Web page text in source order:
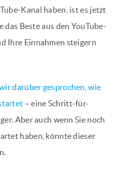
Kanal haben, ist es jetzt
das Beste aus den YouTube-
Ihre Einnahmen steigern
darüber gesprochen, wie
– eine Schritt-für-
Aber auch wenn Sie noch
haben, könnte dieser